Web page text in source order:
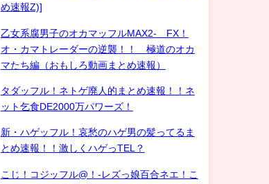
め速報Z)]
乙女系腐男子のオカマッフルMAX2- FX！
オ・カマトレーダーの逆襲！！ 極道のオカ
マたち編（おもしろ動画まとめ速報）
タダッフル！ネトゲ廃人的まとめ速報！！ネ
ット乞食DE2000万パワーズ！
新・ハゲッフル！哀愁のハゲ男の髪ってるま
とめ速報！！激しくハゲっTEL？
こじ！コジッフル@！-レズっ娘百合ネエ！こ